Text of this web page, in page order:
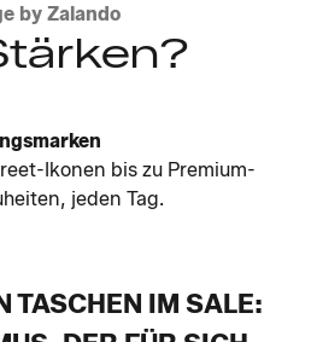
by Zalando
Ikonen bis zu Premium-
jeden Tag.
TASCHEN IM SALE: